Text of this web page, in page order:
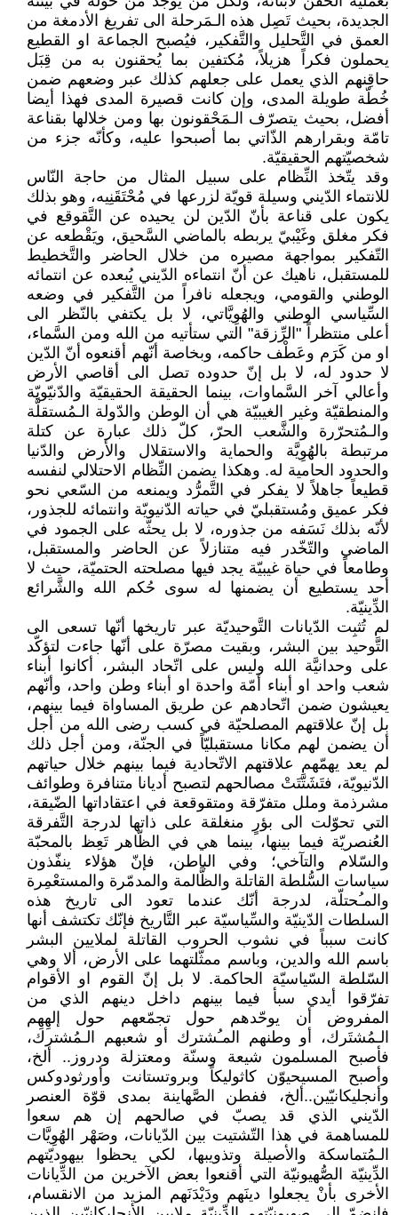
الجديدة، بحيث تَصِل هذه الـمَرحلة الى تفريغ الأدمغة من
العمق في التَّحليل والتَّفكير، فيُصبح الجماعة او القطيع
يحملون فكراً هزيلاً، مُكتفين بما يُحقنون به من قِبَل
حاقِنهم الذي يعمل على جعلهم كذلك عبر وضعهم ضمن
خُطّة طويلة المدى، وإن كانت قصيرة المدى فهذا أيضا
أفضل، بحيث يتصرّف الـمَحْقونون بها ومن خلالها بقناعة
تامّة وبقرارهم الذّاتي بما أصبحوا عليه، وكأنّه جزء من
شخصيّتهم الحقيقيّة.
وقد يتّخذ النِّظام على سبيل المثال من حاجة النّاس
للانتماء الدّيني وسيلة قويّة لزرعها في مُحْتَقَنِيه، وهو بذلك
يكون على قناعة بأنّ الدّين لن يحيده عن التَّقوقع في
فكر مغلق وغَيْبيّ يربطه بالماضي السَّحيق، ويَقْطعه عن
التّفكير بمواجهة مصيره من خلال الحاضر والتَّخطيط
للمستقبل، ناهيك عن أنّ انتماءه الدّيني يُبعده عن انتمائه
الوطني والقومي، ويجعله نافراً من التَّفكير في وضعه
السِّياسي الوطني والهُوِيَّاتي، لا بل يكتفي بالنّظر الى
أعلى منتظراً "الرِّزقة" التي ستأتيه من الله ومن السَّماء،
او من كَرَم وعَطْف حاكمه، وبخاصة أنّهم أقنعوه أنّ الدّين
لا حدود له، لا بل إنّ حدوده تصل الى أقاصي الأرض
وأعالي آخر السَّماوات، بينما الحقيقة الحقيقيّة والدّنيّويّة
والمنطقيّة وغير الغيبيّة هي أن الوطن والدّولة الـمُستقلَّة
والـمُتحرّرة والشَّعب الحرّ، كلّ ذلك عبارة عن كتلة
مرتبطة بالهُوِيَّة والحماية والاستقلال والأرض والدّنيا
والحدود الحامية له. وهكذا يضمن النِّظام الاحتلالي لنفسه
قطيعاً جاهلاً لا يفكر في التَّمرُّد ويمنعه من السّعي نحو
فكر عميق ومُستقبليّ في حياته الدّنيويّة وانتمائه للجذور،
لأنّه بذلك نَسَفه من جذوره، لا بل يحثّه على الجمود في
الماضي والتّخّدر فيه متنازلاً عن الحاضر والمستقبل،
وطامعاً في حياة غيبيّة يجد فيها مصلحته الحتميّة، حيث لا
أحد يستطيع أن يضمنها له سوى حُكم الله والشَّرائع
الدِّينيّة.
لم تُثبِت الدّيانات التَّوحيديّة عبر تاريخها أنّها تسعى الى
التَّوحيد بين البشر، وبقيت مصرّة على أنّها جاءت لتؤكّد
على وحدانيَّة الله وليس على اتّحاد البشر، أكانوا أبناء
شعب واحد او أبناء أمّة واحدة او أبناء وطن واحد، وأنّهم
يعيشون ضمن اتّحادهم عن طريق المساواة فيما بينهم،
بل إنّ علاقتهم المصلحيّة في كسب رضى الله من أجل
أن يضمن لهم مكانا مستقبليّاً في الجنّة، ومن أجل ذلك
لم يعد يهمّهم علاقتهم الاتّحادية فيما بينهم خلال حياتهم
الدّنيويّة، فتَشَتَّتَتْ مصالحهم لتصبح أديانا متنافرة وطوائف
مشرذمة وملل متفرّقة ومتقوقعة في اعتقاداتها الضّيقة،
التي تحوّلت الى بؤرٍ منغلقة على ذاتها لدرجة التَّفرقة
العُنصريّة فيما بينها، بينما هي في الظّاهر تَعِظ بالمحبّة
والسّلام والتآخي؛ وفي الباطن، فإنّ هؤلاء ينفّذون
سياسات السُّلطة القاتلة والظَّالمة والمدمّرة والمستعْمِرة
والمـُحتلّة، لدرجة أنّك عندما تعود الى تاريخ هذه
السلطات الدّينيّة والسِّياسيّة عبر التَّاريخ فإنّك تكتشف أنها
كانت سبباً في نشوب الحروب القاتلة لملايين البشر
باسم الله والدين، وباسم ممثّلتهما على الأرض، ألا وهي
السّلطة السّياسيّة الحاكمة. لا بل إنّ القوم او الأقوام
تفرّقوا أيدي سبأ فيما بينهم داخل دينهم الذي من
المفروض أن يوحّدهم حول تجمّعهم حول إلهِهِم
الـمُشتَرك، أو وطنهم المـُشترك أو شعبهم الـمُشترك،
فأصبح المسلمون شيعة وسنّة ومعتزلة ودروز.. ألخ،
وأصبح المسيحيوّن كاثوليكاً وبروتستانت وأورثودوكس
وأنجليكانيّين..ألخ، ففطن الصَّهاينة بمدى قوّة العنصر
الدّيني الذي قد يصبّ في صالحهم إن هم سعوا
للمساهمة في هذا التّشتيت بين الدّيانات، وصَهْر الهُوِيَّات
الـمُتماسكة والأصيلة وتذويبها، لكي يحظوا بيهوديّتهم
الدِّينيّة الصُّهيونيّة التي أقنعوا بعض الآخرين من الدِّيانات
الأخرى بأنْ يجعلوا دينَهم ودَيْدَنَهم المزيد من الانقسام،